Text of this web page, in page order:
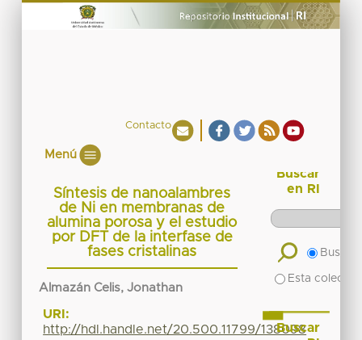
Contacto
Menú
Síntesis de nanoalambres
de Ni en membranas de
alumina porosa y el estudio
por DFT de la interfase de
fases cristalinas
Almazán Celis, Jonathan
URI:
http://hdl.handle.net/20.500.11799/138098
Buscar
en RI
Buscar
Esta
Buscar